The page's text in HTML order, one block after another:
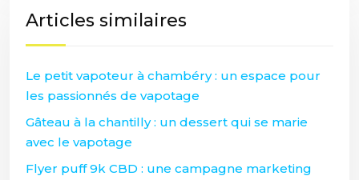
Articles similaires
Le petit vapoteur à chambéry : un espace pour
les passionnés de vapotage
Gâteau à la chantilly : un dessert qui se marie
avec le vapotage
Flyer puff 9k CBD : une campagne marketing